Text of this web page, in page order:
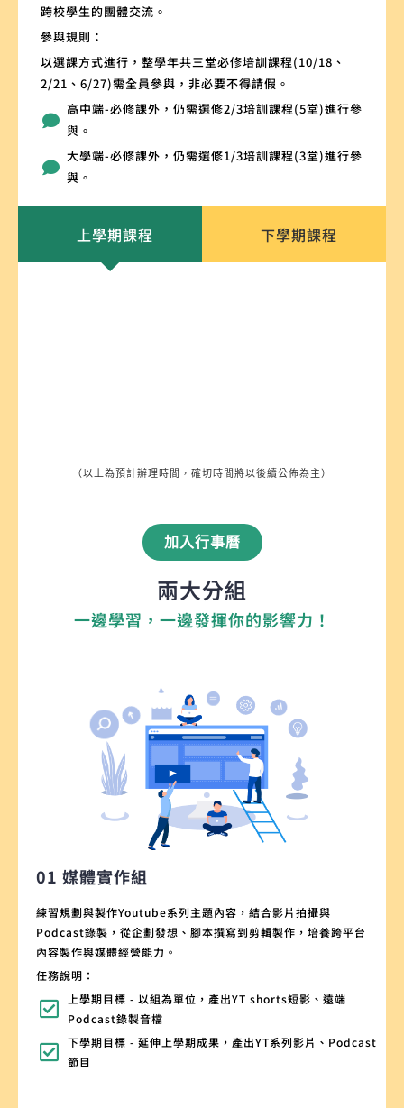
跨校學生的團體交流。
參與規則：
以選課方式進行，整學年共三堂必修培訓課程(10/18、
2/21、6/27)需全員參與，非必要不得請假。
高中端-必修課外，仍需選修2/3培訓課程(5堂)進行參
與。
大學端-必修課外，仍需選修1/3培訓課程(3堂)進行參
與。
上學期課程 下學期課程
（以上為預計辦理時間，確切時間將以後續公佈為主）
加入行事曆
兩大分組
一邊學習，一邊發揮你的影響力！
01 媒體實作組
練習規劃與製作Youtube系列主題內容，結合影片拍攝與
Podcast錄製，從企劃發想、腳本撰寫到剪輯製作，培養跨平台
內容製作與媒體經營能力。
任務說明：
上學期目標 - 以組為單位，產出YT shorts短影、遠端
Podcast錄製音檔
下學期目標 - 延伸上學期成果，產出YT系列影片、Podcast
節目